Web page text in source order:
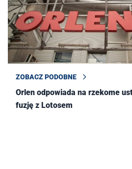
ZOBACZ PODOBNE
Orlen odpowiada na rzekome
fuzję z Lotosem